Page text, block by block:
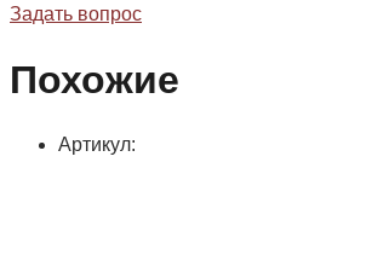
Задать вопрос
Похожие
Артикул: